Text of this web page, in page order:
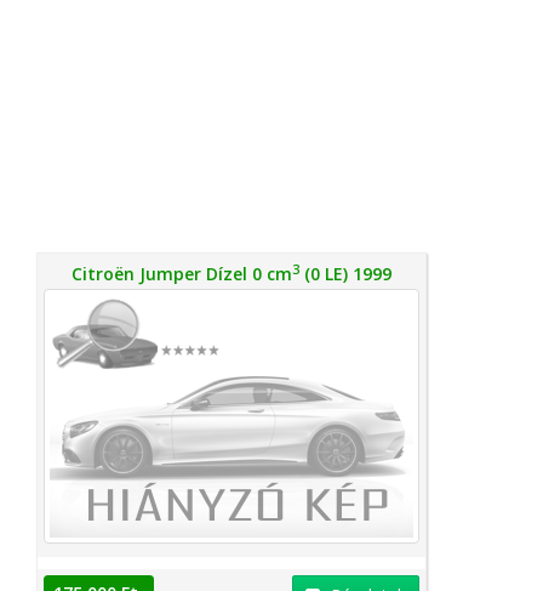
Citroën Jumper Dízel 0 cm3 (0 LE) 1999